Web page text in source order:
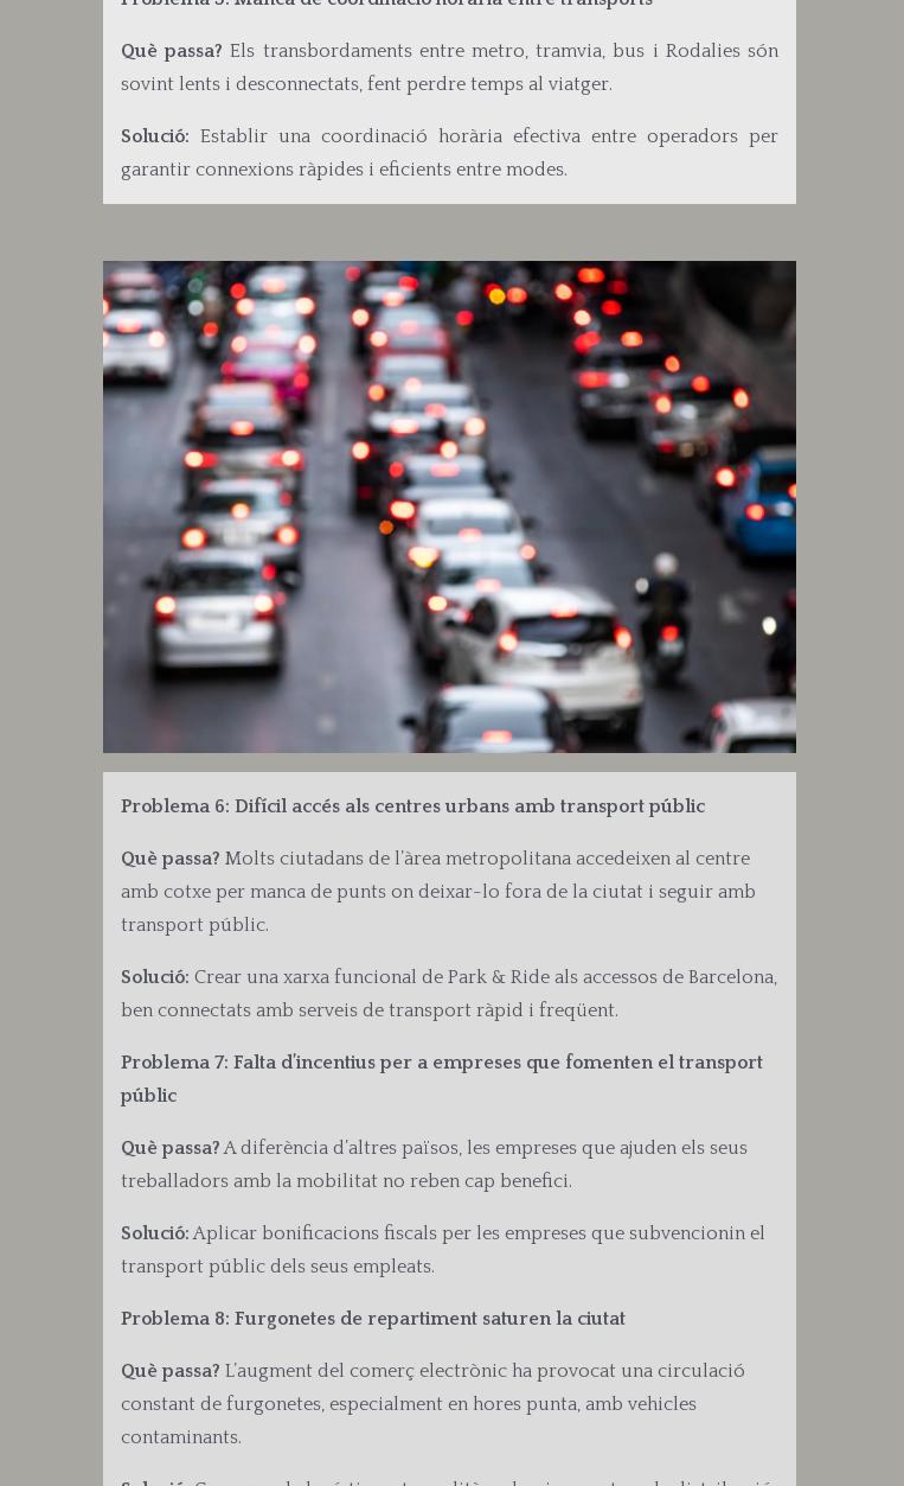
Què passa? Els transbordaments entre metro, tramvia, bus i Rodalies són
sovint lents i desconnectats, fent perdre temps al viatger.
Solució: Establir una coordinació horària efectiva entre operadors per
garantir connexions ràpides i eficients entre modes.
Problema 6: Difícil accés als centres urbans amb transport públic
Què passa? Molts ciutadans de l’àrea metropolitana accedeixen al centre
amb cotxe per manca de punts on deixar-lo fora de la ciutat i seguir amb
transport públic.
Solució: Crear una xarxa funcional de Park & Ride als accessos de Barcelona,
ben connectats amb serveis de transport ràpid i freqüent.
Problema 7: Falta d’incentius per a empreses que fomenten el transport
públic
Què passa? A diferència d’altres països, les empreses que ajuden els seus
treballadors amb la mobilitat no reben cap benefici.
Solució: Aplicar bonificacions fiscals per les empreses que subvencionin el
transport públic dels seus empleats.
Problema 8: Furgonetes de repartiment saturen la ciutat
Què passa? L’augment del comerç electrònic ha provocat una circulació
constant de furgonetes, especialment en hores punta, amb vehicles
contaminants.